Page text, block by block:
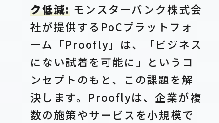
ク低減:モンスターバンク株式会
社が提供するPoCプラットフォ
ーム「Proofly」は、「ビジネス
にない試着を可能に」というコ
ンセプトのもと、この課題を解
決します。Prooflyは、企業が複
数の施策やサービスを小規模で